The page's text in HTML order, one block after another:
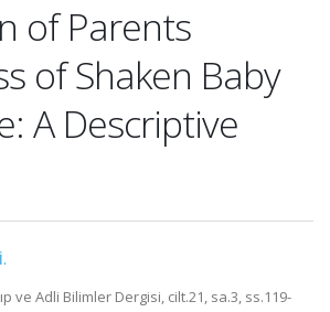
of Parents
of Shaken Baby
A Descriptive
ve Adli Bilimler Dergisi, cilt.21, sa.3, ss.119-